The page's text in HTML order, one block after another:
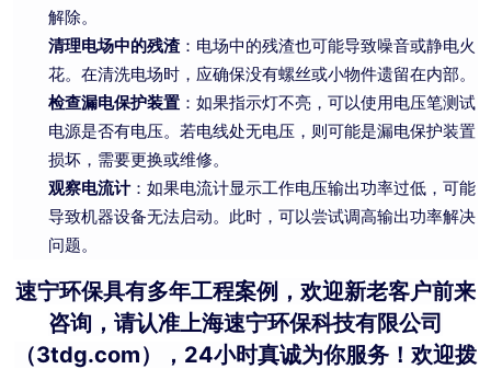
解除。
清理电场中的残渣：电场中的残渣也可能导致噪音或静电火
花。在清洗电场时，应确保没有螺丝或小物件遗留在内部。
检查漏电保护装置：如果指示灯不亮，可以使用电压笔测试
电源是否有电压。若电线处无电压，则可能是漏电保护装置
损坏，需要更换或维修。
观察电流计：如果电流计显示工作电压输出功率过低，可能
导致机器设备无法启动。此时，可以尝试调高输出功率解决
问题。
速宁环保具有多年工程案例，欢迎新老客户前来
咨询，请认准上海速宁环保科技有限公司
（3tdg.com），24小时真诚为你服务！欢迎拨